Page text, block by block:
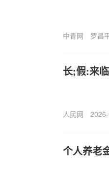
中青网 罗昌
长;假:来
人民网
个人养老